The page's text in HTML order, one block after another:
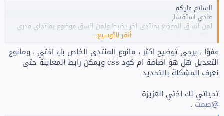
السلام عليكم
عندي استفسار
لمن انسق الموضع بمنتدى اخر يضبط ولمن انسق موضوع بمنتداي مدري
أنقر للتوسيع...
عفوًا ، يرجى توضيح اكثر ، مانوع المنتدى الخاص بكِ اختي ، ومانوع
التعديل هل هوَ اضافة ام كود css ويمكن رابط المعاينة حتى
نعرف المشكلة بالتحديد
تحياتي لك اختي العزيزة
@صمت .